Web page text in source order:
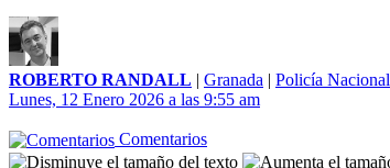
ROBERTO RANDALL | Granada | Policía Nacional
Lunes, 12 Enero 2026 a las 9:55 am
Comentarios